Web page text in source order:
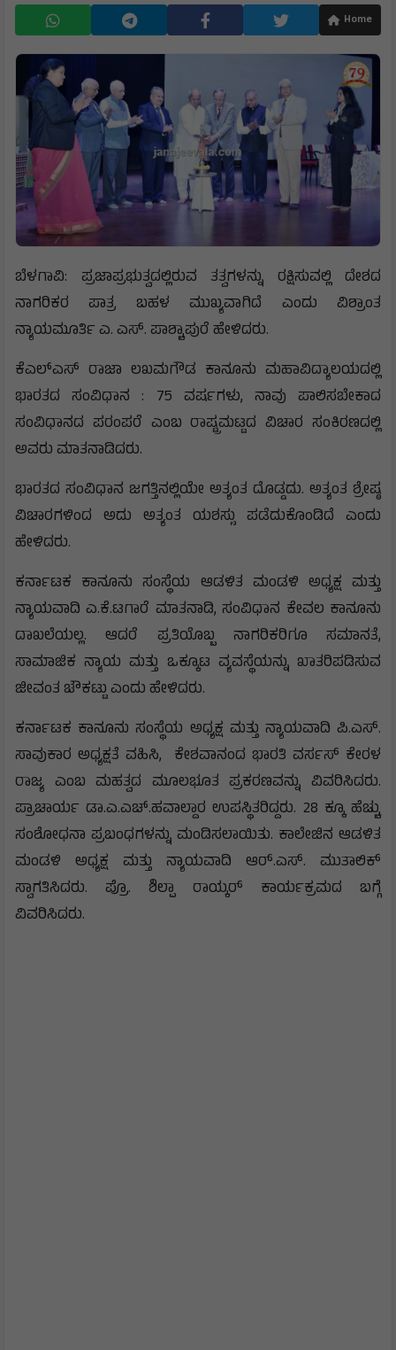
Home
ಬೆಳಗಾವಿ: ಪ್ರಜಾಪ್ರಭುತ್ವದಲ್ಲಿರುವ ತತ್ವಗಳನ್ನು ರಕ್ಷಿಸುವಲ್ಲಿ ದೇಶದ
ನಾಗರಿಕರ ಪಾತ್ರ ಬಹಳ ಮುಖ್ಯವಾಗಿದೆ ಎಂದು ವಿಶ್ರಾಂತ
ನ್ಯಾಯಮೂರ್ತಿ ಎ. ಎಸ್. ಪಾಶ್ಚಾಪುರೆ ಹೇಳಿದರು.
ಕೆಎಲ್ಎಸ್ ರಾಜಾ ಲಖಮಗೌಡ ಕಾನೂನು ಮಹಾವಿದ್ಯಾಲಯದಲ್ಲಿ
ಭಾರತದ ಸಂವಿಧಾನ : 75 ವರ್ಷಗಳು, ನಾವು ಪಾಲಿಸಬೇಕಾದ
ಸಂವಿಧಾನದ ಪರಂಪರೆ ಎಂಬ ರಾಷ್ಟ್ರಮಟ್ಟದ ವಿಚಾರ ಸಂಕಿರಣದಲ್ಲಿ
ಅವರು ಮಾತನಾಡಿದರು.
ಭಾರತದ ಸಂವಿಧಾನ ಜಗತ್ತಿನಲ್ಲಿಯೇ ಅತ್ಯಂತ ದೊಡ್ಡದು. ಅತ್ಯಂತ ಶ್ರೇಷ್ಠ
ವಿಚಾರಗಳಿಂದ ಅದು ಅತ್ಯಂತ ಯಶಸ್ಸು ಪಡೆದುಕೊಂಡಿದೆ ಎಂದು
ಹೇಳಿದರು.
ಕರ್ನಾಟಕ ಕಾನೂನು ಸಂಸ್ಥೆಯ ಆಡಳಿತ ಮಂಡಳಿ ಅಧ್ಯಕ್ಷ ಮತ್ತು
ನ್ಯಾಯವಾದಿ ಎ.ಕೆ.ಟಗಾರೆ ಮಾತನಾಡಿ, ಸಂವಿಧಾನ ಕೇವಲ ಕಾನೂನು
ದಾಖಲೆಯಲ್ಲ. ಆದರೆ ಪ್ರತಿಯೊಬ್ಬ ನಾಗರಿಕರಿಗೂ ಸಮಾನತೆ,
ಸಾಮಾಜಿಕ ನ್ಯಾಯ ಮತ್ತು ಒಕ್ಕೂಟ ವ್ಯವಸ್ಥೆಯನ್ನು ಖಾತರಿಪಡಿಸುವ
ಜೀವಂತ ಚೌಕಟ್ಟು ಎಂದು ಹೇಳಿದರು.
ಕರ್ನಾಟಕ ಕಾನೂನು ಸಂಸ್ಥೆಯ ಅಧ್ಯಕ್ಷ ಮತ್ತು ನ್ಯಾಯವಾದಿ ಪಿ.ಎಸ್.
ಸಾವುಕಾರ ಅಧ್ಯಕ್ಷತೆ ವಹಿಸಿ, ಕೇಶವಾನಂದ ಭಾರತಿ ವರ್ಸಸ್ ಕೇರಳ
ರಾಜ್ಯ ಎಂಬ ಮಹತ್ವದ ಮೂಲಭೂತ ಪ್ರಕರಣವನ್ನು ವಿವರಿಸಿದರು.
ಪ್ರಾಚಾರ್ಯ ಡಾ.ಎ.ಎಚ್.ಹವಾಲ್ದಾರ ಉಪಸ್ಥಿತರಿದ್ದರು. 28 ಕ್ಕೂ ಹೆಚ್ಚು
ಸಂಶೋಧನಾ ಪ್ರಬಂಧಗಳನ್ನು ಮಂಡಿಸಲಾಯಿತು. ಕಾಲೇಜಿನ ಆಡಳಿತ
ಮಂಡಳಿ ಅಧ್ಯಕ್ಷ ಮತ್ತು ನ್ಯಾಯವಾದಿ ಆರ್.ಎಸ್. ಮುತಾಲಿಕ್
ಸ್ವಾಗತಿಸಿದರು. ಪ್ರೊ. ಶಿಲ್ಪಾ ರಾಯ್ಕರ್ ಕಾರ್ಯಕ್ರಮದ ಬಗ್ಗೆ
ವಿವರಿಸಿದರು.